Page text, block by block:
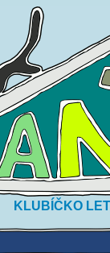
KLUBÍČKO